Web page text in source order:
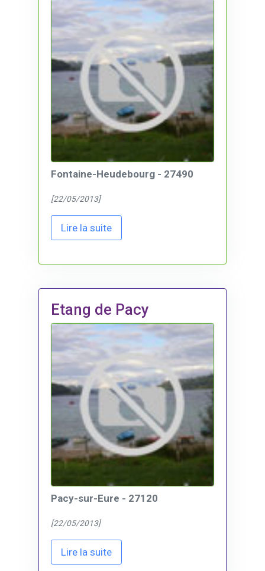
Fontaine-Heudebourg - 27490
[22/05/2013]
Lire la suite
Etang de Pacy
Pacy-sur-Eure - 27120
[22/05/2013]
Lire la suite